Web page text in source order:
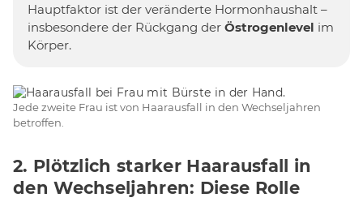
Hauptfaktor ist der veränderte Hormonhaushalt –
insbesondere der Rückgang der Östrogenlevel im
Körper.
Jede zweite Frau ist von Haarausfall in den Wechseljahren
betroffen.
2. Plötzlich starker Haarausfall in
den Wechseljahren: Diese Rolle